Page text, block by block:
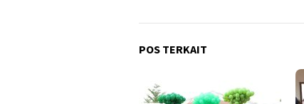
POS TERKAIT